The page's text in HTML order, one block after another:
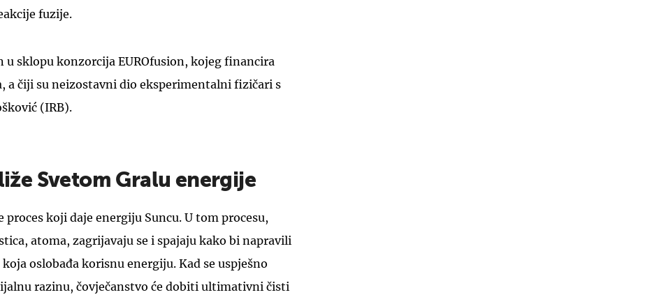
fuzije.
u sklopu konzorcija EUROfusion, kojeg financira
a čiji su neizostavni dio eksperimentalni fizičari s
(IRB).
Svetom Gralu energije
proces koji daje energiju Suncu. U tom procesu,
atoma, zagrijavaju se i spajaju kako bi napravili
oslobađa korisnu energiju. Kad se uspješno
razinu, čovječanstvo će dobiti ultimativni čisti